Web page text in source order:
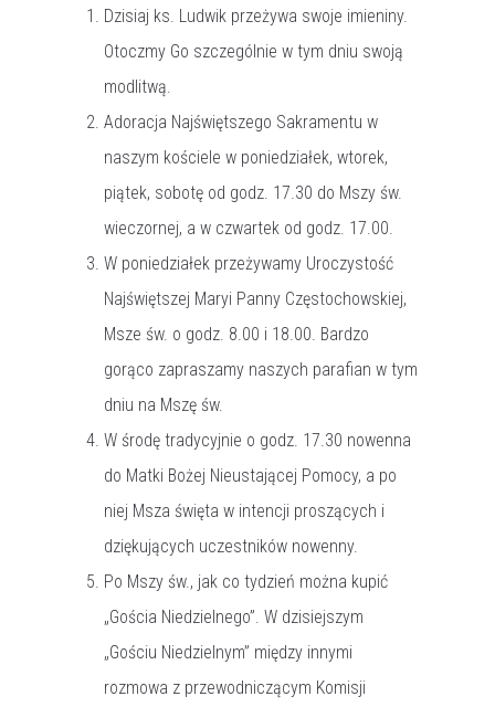
Dzisiaj ks. Ludwik przeżywa swoje imieniny.
Otoczmy Go szczególnie w tym dniu swoją
modlitwą.
Adoracja Najświętszego Sakramentu w
naszym kościele w poniedziałek, wtorek,
piątek, sobotę od godz. 17.30 do Mszy św.
wieczornej, a w czwartek od godz. 17.00.
W poniedziałek przeżywamy Uroczystość
Najświętszej Maryi Panny Częstochowskiej,
Msze św. o godz. 8.00 i 18.00. Bardzo
gorąco zapraszamy naszych parafian w tym
dniu na Mszę św.
W środę tradycyjnie o godz. 17.30 nowenna
do Matki Bożej Nieustającej Pomocy, a po
niej Msza święta w intencji proszących i
dziękujących uczestników nowenny.
Po Mszy św., jak co tydzień można kupić
„Gościa Niedzielnego”. W dzisiejszym
„Gościu Niedzielnym” między innymi
rozmowa z przewodniczącym Komisji